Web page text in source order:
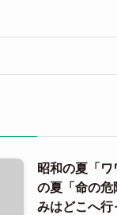
昭和の夏「
の夏「命の危
みはどこへ行